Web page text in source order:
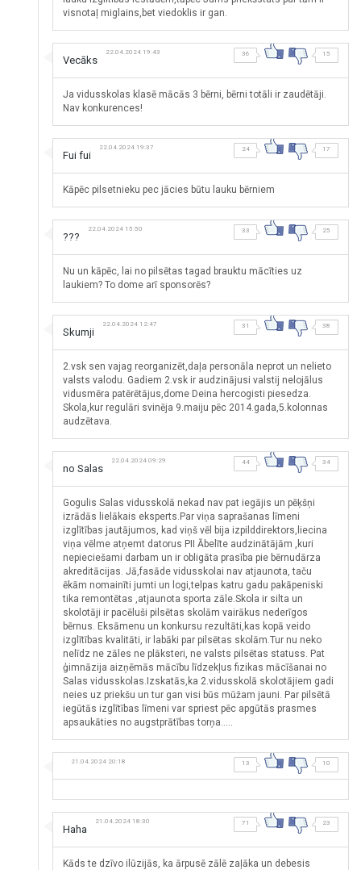
visnotaļ miglains,bet viedoklis ir gan.
Vecāks
22.04.2024 19:43 36 15
Ja vidusskolas klasē mācās 3 bērni, bērni totāli ir zaudētāji.
Nav konkurences!
Fui fui
22.04.2024 19:37 24 17
Kāpēc pilsetnieku pec jācies būtu lauku bērniem
???
22.04.2024 15:50 33 25
Nu un kāpēc, lai no pilsētas tagad brauktu mācīties uz
laukiem? To dome arī sponsorēs?
Skumji
22.04.2024 12:47 31 38
2.vsk sen vajag reorganizēt,daļa personāla neprot un nelieto
valsts valodu. Gadiem 2.vsk ir audzinājusi valstij nelojālus
vidusmēra patērētājus,dome Deina hercogisti piesedza.
Skola,kur regulāri svinēja 9.maiju pēc 2014.gada,5.kolonnas
audzētava.
no Salas
22.04.2024 09:29 44 34
Gogulis Salas vidusskolā nekad nav pat iegājis un pēķšņi
izrādās lielākais eksperts.Par viņa saprašanas līmeni
izglītības jautājumos, kad viņš vēl bija izpilddirektors,liecina
viņa vēlme atņemt datorus PII Ābelīte audzinātājām ,kuri
nepieciešami darbam un ir obligāta prasība pie bērnudārza
akreditācijas. Jā,fasāde vidusskolai nav atjaunota, taču
ēkām nomainīti jumti un logi,telpas katru gadu pakāpeniski
tika remontētas ,atjaunota sporta zāle.Skola ir silta un
skolotāji ir pacēluši pilsētas skolām vairākus nederīgos
bērnus. Eksāmenu un konkursu rezultāti,kas kopā veido
izglītības kvalitāti, ir labāki par pilsētas skolām.Tur nu neko
nelīdz ne zāles ne plāksteri, ne valsts pilsētas statuss. Pat
ģimnāzija aizņēmās mācību līdzekļus fizikas mācīšanai no
Salas vidusskolas.Izskatās,ka 2.vidusskolā skolotājiem gadi
neies uz priekšu un tur gan visi būs mūžam jauni. Par pilsētā
iegūtās izglītības līmeni var spriest pēc apgūtās prasmes
apsaukāties no augstprātības torņa.....
21.04.2024 20:18 13 10
Haha
21.04.2024 18:30 71 23
Kāds te dzīvo ilūzijās, ka ārpusē zālē zaļāka un debesis